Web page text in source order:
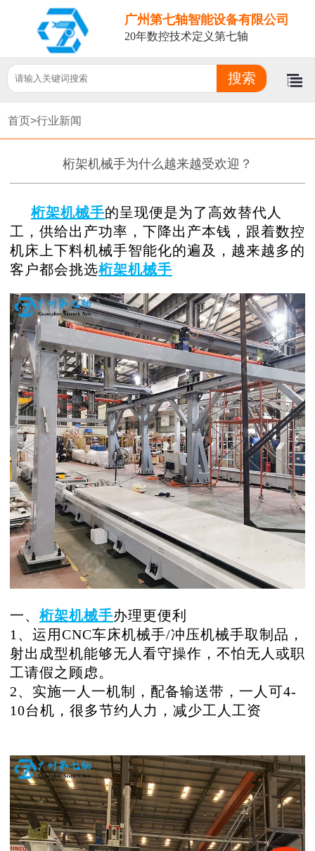
广州第七轴智能设备有限公司
20年数控技术定义第七轴
首页>行业新闻
桁架机械手为什么越来越受欢迎？
桁架机械手的呈现便是为了高效替代人
工，供给出产功率，下降出产本钱，跟着数控
机床上下料机械手智能化的遍及，越来越多的
客户都会挑选桁架机械手
一、 桁架机械手办理更便利
1、运用CNC车床机械手/冲压机械手取制品，
射出成型机能够无人看守操作，不怕无人或职
工请假之顾虑。
2、实施一人一机制，配备输送带，一人可4-
10台机，很多节约人力，减少工人工资